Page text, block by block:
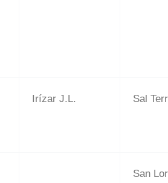
Irízar J.L. Sal
San